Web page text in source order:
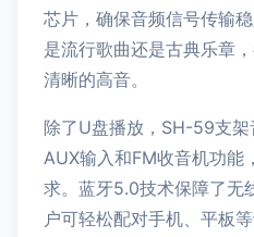
芯片，确保音频信号传输
是流行歌曲还是古典乐章
清晰的高音。
除了U盘播放，SH-59支架
AUX输入和FM收音机功能
求。蓝牙5.0技术保障了无
户可轻松配对手机、平板